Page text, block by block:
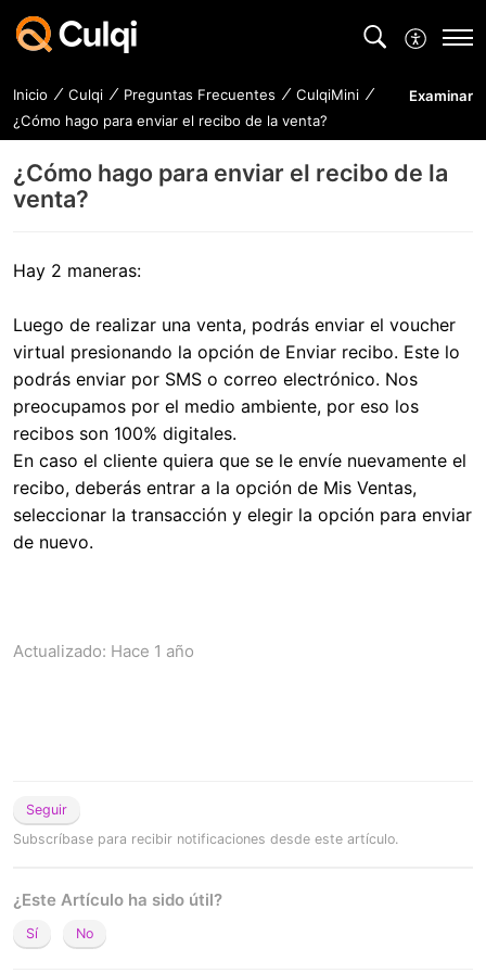
Inicio Culqi Preguntas Frecuentes
CulqiMini
¿Cómo hago para enviar el recibo de la venta?
Examinar
¿Cómo hago para enviar el recibo de la
venta?
Hay 2 maneras:
Luego de realizar una venta, podrás enviar el voucher
virtual presionando la opción de Enviar recibo. Este lo
podrás enviar por SMS o correo electrónico. Nos
preocupamos por el medio ambiente, por eso los
recibos son 100% digitales.
En caso el cliente quiera que se le envíe nuevamente el
recibo, deberás entrar a la opción de Mis Ventas,
seleccionar la transacción y elegir la opción para enviar
de nuevo.
Actualizado: Hace 1 año
Seguir
Subscríbase para recibir notificaciones desde este artículo.
¿Este Artículo ha sido útil?
Sí No